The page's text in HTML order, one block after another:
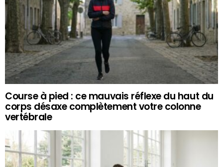
Course à pied : ce mauvais réflexe du haut du
corps désaxe complètement votre colonne
vertébrale